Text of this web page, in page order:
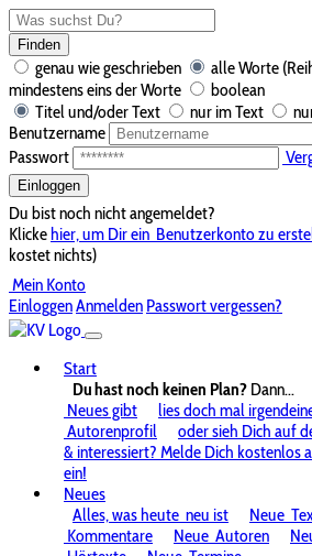
Finden
genau wie geschrieben
alle Worte
mindestens eins der Worte
boolean
Titel und/oder Text
nur im Text
Benutzername
Passwort
Einloggen
Du bist noch nicht angemeldet?
Klickehier, um Dir ein Benutzerkonto zu
kostet nichts)
Mein Konto
EinloggenAnmelden Passwort vergessen?
Start
Du hast noch keinen Plan? Dann...
Neues gibt
lies doch mal
Autorenprofil
oder sieh Dich auf
& interessiert? Melde Dich kostenlos
ein!
Neues
Alles, was heute neu ist Neue
Kommentare
Neue Autoren